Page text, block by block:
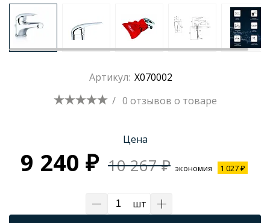
Артикул: X070002
/ 0 отзывов о товаре
Цена
9 240 ₽ 10 267 ₽ экономия 1 027 ₽
шт